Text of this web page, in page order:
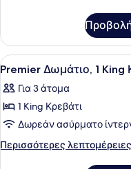
Bay
View)
Σουίτα
(Marina
Bay
Προβολή
όλων
των
φωτογραφιών
για
Premier
3
Premier Δωμάτιο, 1 King
Για 3 άτομα
1 King Κρεβάτι
Δωρεάν ασύρματο
Περισσότερες λεπτομέρειες
Περισσότερες